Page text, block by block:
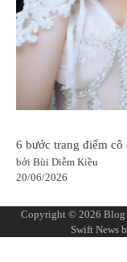
6 bước trang điểm
bởi Bùi Diễm Kiều
20/06/2026
Copyright © 2026 Blog
Swift News